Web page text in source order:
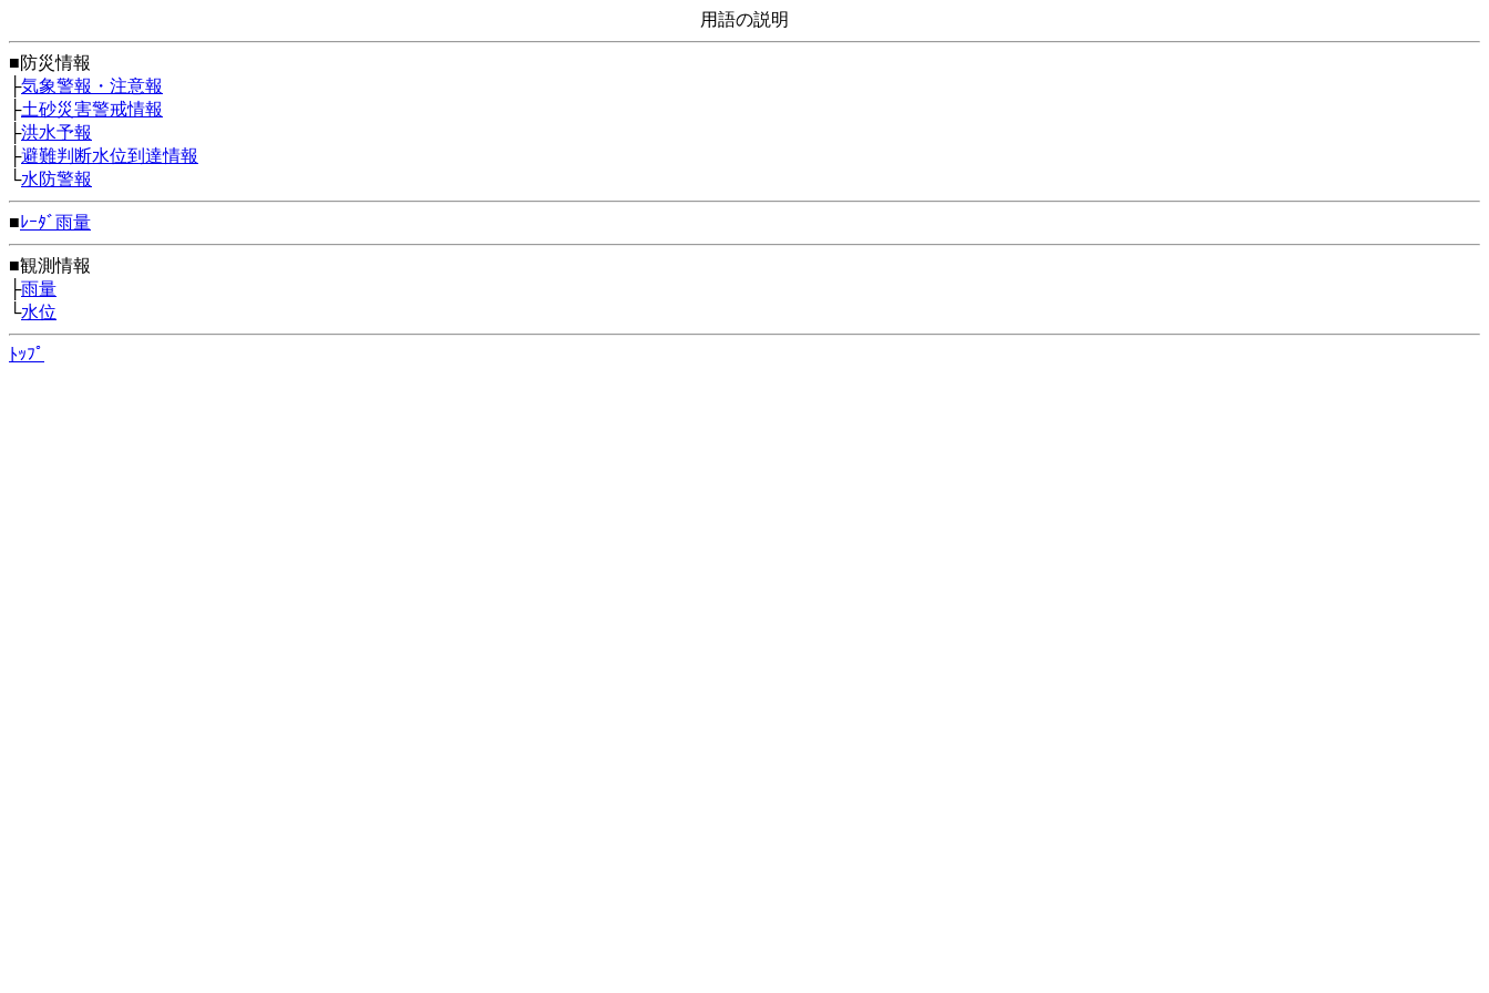
用語の説明
■防災情報
├気象警報・注意報
├土砂災害警戒情報
├洪水予報
├避難判断水位到達情報
└水防警報
■ﾚｰﾀﾞ雨量
■観測情報
├雨量
└水位
ﾄｯﾌﾟ